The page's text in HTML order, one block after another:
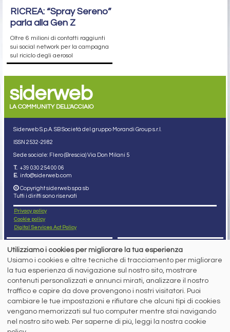
RICREA: “Spray Sereno”
parla alla Gen Z
Oltre 6 milioni di contatti raggiunti
sui social network per la campagna
sul riciclo degli aerosol
siderweb
LA COMMUNITY DELL'ACCIAIO
Siderweb S.p.A. SB Società del gruppo Morandi Group s.r.l.
ISSN 2532-2982
Sede sociale: Flero (Brescia) Via Don Milani 5
T. +39 030 254 00 06
E. info@siderweb.com
Copyright siderweb spa sb
Tutti i diritti sono riservati
Privacy policy
Cookie policy
Digital Services Act Policy
MENU
NEWS
PREZZI ITALIA
MERCATI
ABBONAMENTI
MADE IN STEEL
NEWSLETTER
SEGUICI SUI NOSTRI
SOCIAL NETWORK
Utilizziamo i cookies per migliorare la tua esperienza
Usiamo i cookies e altre tecniche di tracciamento per migliorare
la tua esperienza di navigazione sul nostro sito, mostrare
contenuti personalizzati e annunci mirati, analizzare il nostro
traffico e capire da dove provengono i nostri visitatori. Puoi
cambiare le tue impostazioni e rifiutare che alcuni tipi di cookies
vengano memorizzati sul tuo computer mentre stai navigando
nel nostro sito web. Per saperne di più, leggi la nostra cookie